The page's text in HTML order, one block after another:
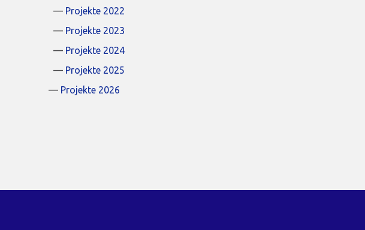
Projekte 2022
Projekte 2023
Projekte 2024
Projekte 2025
Projekte 2026